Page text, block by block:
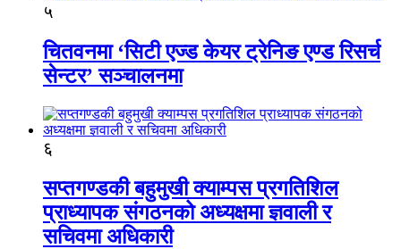
५
चितवनमा ‘सिटी एज्ड केयर ट्रेनिङ एण्ड रिसर्च
सेन्टर’ सञ्चालनमा
६
सप्तगण्डकी बहुमुखी क्याम्पस प्रगतिशिल
प्राध्यापक संगठनको अध्यक्षमा ज्ञवाली र
सचिवमा अधिकारी